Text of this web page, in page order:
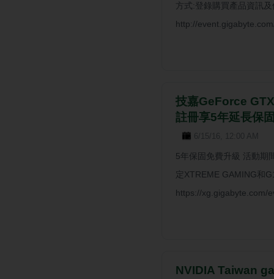
方式:登錄購買產品資訊
http://
技嘉GeForce
註冊享5年延長保
6/15/16, 12:00 AM
5年保固免費升級 活動期
定XTREME GAMING和
https://xg.gigabyte.com/
NVIDIA Taiwan